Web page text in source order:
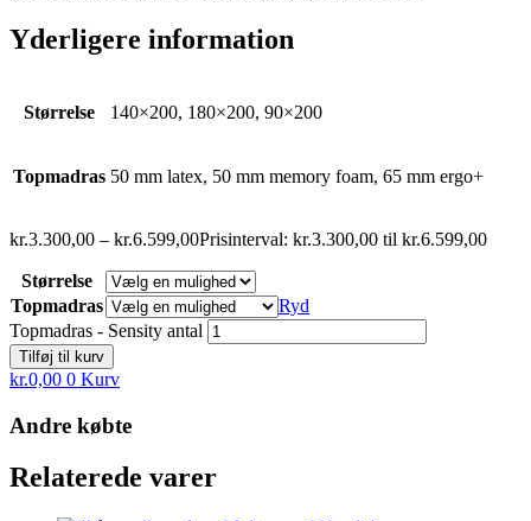
Yderligere information
Størrelse 140×200, 180×200, 90×200
Topmadras 50 mm latex, 50 mm memory foam, 65 mm ergo+
kr.3.300,00 – kr.6.599,00Prisinterval: kr.3.300,00 til kr.6.599,00
Størrelse
Topmadras
Ryd
Topmadras - Sensity antal
Tilføj til kurv
kr.0,00 0 Kurv
Andre købte
Relaterede varer